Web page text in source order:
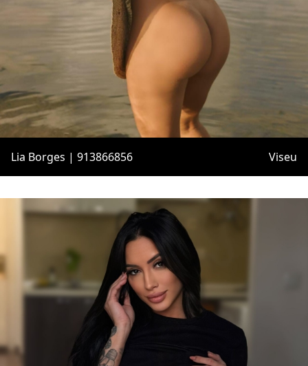
Lia Borges | 913866856 Viseu